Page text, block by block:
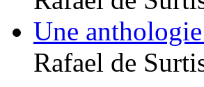
Une
Rafael de